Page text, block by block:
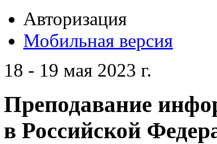
Авторизация
Мобильная версия
18 - 19 мая 2023 г.
Преподавание
в Российской